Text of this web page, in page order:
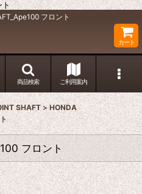
ト
フロント
カート
商品検索 ご利用案内
SHAFT > HONDA
フロント